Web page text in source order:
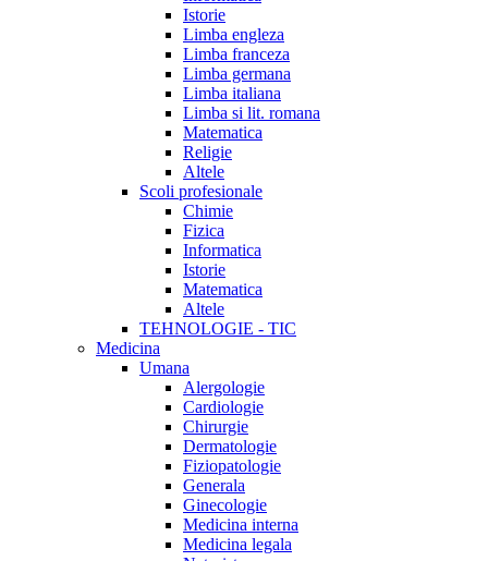
Istorie
Limba engleza
Limba franceza
Limba germana
Limba italiana
Limba si lit. romana
Matematica
Religie
Altele
Scoli profesionale
Chimie
Fizica
Informatica
Istorie
Matematica
Altele
TEHNOLOGIE - TIC
Medicina
Umana
Alergologie
Cardiologie
Chirurgie
Dermatologie
Fiziopatologie
Generala
Ginecologie
Medicina interna
Medicina legala